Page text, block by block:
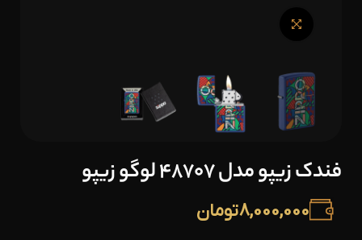
فندک زیپو مدل 48707 لوگو زیپو
8,000,000تومان